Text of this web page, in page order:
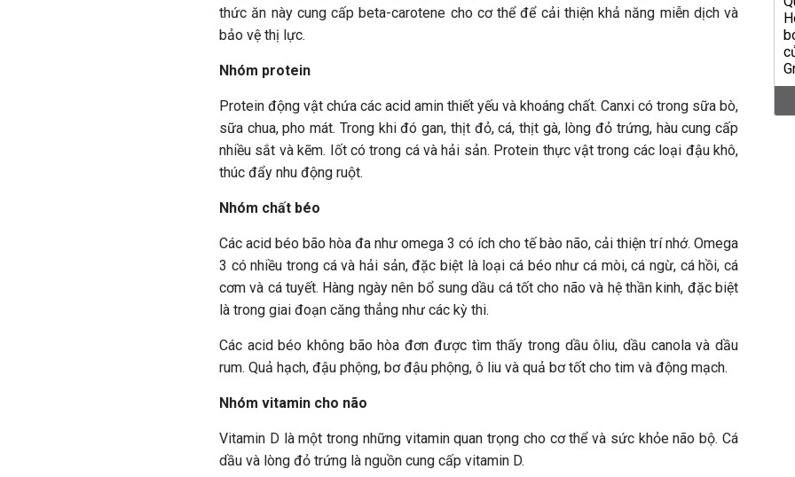
thức ăn này cung cấp beta-carotene cho cơ thể để cải thiện khả năng miễn dịch và
bảo vệ thị lực.
Nhóm protein
Protein động vật chứa các acid amin thiết yếu và khoáng chất. Canxi có trong sữa bò,
sữa chua, pho mát. Trong khi đó gan, thịt đỏ, cá, thịt gà, lòng đỏ trứng, hàu cung cấp
nhiều sắt và kẽm. Iốt có trong cá và hải sản. Protein thực vật trong các loại đậu khô,
thúc đẩy nhu động ruột.
Nhóm chất béo
Các acid béo bão hòa đa như omega 3 có ích cho tế bào não, cải thiện trí nhớ. Omega
3 có nhiều trong cá và hải sản, đặc biệt là loại cá béo như cá mòi, cá ngừ, cá hồi, cá
cơm và cá tuyết. Hàng ngày nên bổ sung dầu cá tốt cho não và hệ thần kinh, đặc biệt
là trong giai đoạn căng thẳng như các kỳ thi.
Các acid béo không bão hòa đơn được tìm thấy trong dầu ôliu, dầu canola và dầu
rum. Quả hạch, đậu phộng, bơ đậu phộng, ô liu và quả bơ tốt cho tim và động mạch.
Nhóm vitamin cho não
Vitamin D là một trong những vitamin quan trọng cho cơ thể và sức khỏe não bộ. Cá
dầu và lòng đỏ trứng là nguồn cung cấp vitamin D.